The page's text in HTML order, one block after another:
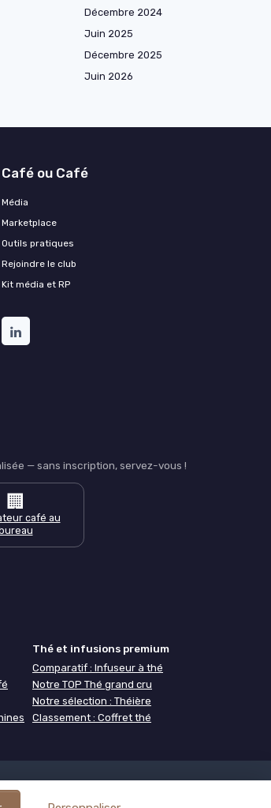
Décembre 2024
Juin 2025
Décembre 2025
Juin 2026
Café ou Café
Média
Marketplace
Outils pratiques
Rejoindre le club
Kit média et RP
— sans inscription, servez-vous !
🏢
café au
Thé et infusions premium
Comparatif : Infuseur à thé
Notre TOP Thé grand cru
Notre sélection : Théière
Classement : Coffret thé